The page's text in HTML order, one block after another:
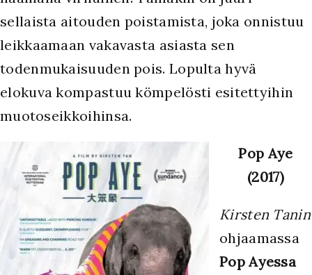
sellaista aitouden poistamista, joka onnistuu
leikkaamaan vakavasta asiasta sen
todenmukaisuuden pois. Lopulta hyvä
elokuva kompastuu kömpelösti esitettyihin
muotoseikkoihinsa.
Pop Aye
(2017)
Kirsten Tanin
ohjaamassa
Pop Ayessa